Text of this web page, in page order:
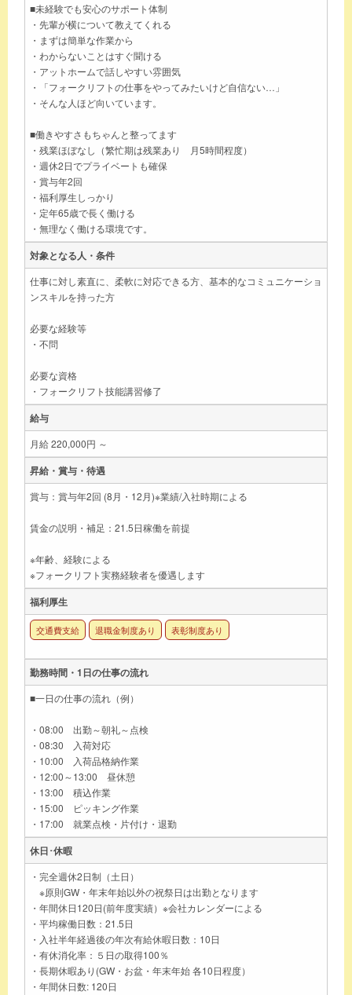
■未経験でも安心のサポート体制
・先輩が横について教えてくれる
・まずは簡単な作業から
・わからないことはすぐ聞ける
・アットホームで話しやすい雰囲気
・「フォークリフトの仕事をやってみたいけど自信ない…」
・そんな人ほど向いています。
■働きやすさもちゃんと整ってます
・残業ほぼなし（繁忙期は残業あり 月5時間程度）
・週休2日でプライベートも確保
・賞与年2回
・福利厚生しっかり
・定年65歳で長く働ける
・無理なく働ける環境です。
対象となる人・条件
仕事に対し素直に、柔軟に対応できる方、基本的なコミュニケーショ
ンスキルを持った方
必要な経験等
・不問
必要な資格
・フォークリフト技能講習修了
給与
月給 220,000円 ～
昇給・賞与・待遇
賞与：賞与年2回 (8月・12月)※業績/入社時期による
賃金の説明・補足：21.5日稼働を前提
※年齢、経験による
※フォークリフト実務経験者を優遇します
福利厚生
交通費支給 退職金制度あり 表彰制度あり
勤務時間・1日の仕事の流れ
■一日の仕事の流れ（例）
・08:00 出勤～朝礼～点検
・08:30 入荷対応
・10:00 入荷品格納作業
・12:00～13:00 昼休憩
・13:00 積込作業
・15:00 ピッキング作業
・17:00 就業点検・片付け・退勤
休日･休暇
・完全週休2日制（土日）
※原則GW・年末年始以外の祝祭日は出勤となります
・年間休日120日(前年度実績）※会社カレンダーによる
・平均稼働日数：21.5日
・入社半年経過後の年次有給休暇日数：10日
・有休消化率：５日の取得100％
・長期休暇あり(GW・お盆・年末年始 各10日程度）
・年間休日数: 120日